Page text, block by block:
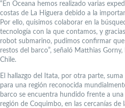
“En Oceana hemos realizado varias
costas de La Higuera debido a la
Por ello, quisimos colaborar en la
tecnología con la que contamos, y
robot submarino, pudimos confirmar
restos del barco”, señaló Matthias
Chile.
El hallazgo del Itata, por otra parte,
para una región reconocida
barco se encuentra hundido frente a una
región de Coquimbo, en las cercanías de